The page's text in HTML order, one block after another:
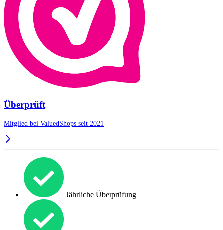
Überprüft
Mitglied bei ValuedShops seit 2021
Jährliche Überprüfung